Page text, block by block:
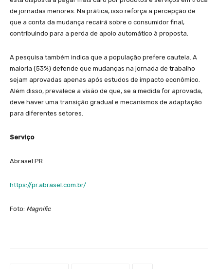
de jornadas menores. Na prática, isso reforça a percepção de
que a conta da mudança recairá sobre o consumidor final,
contribuindo para a perda de apoio automático à proposta.
A pesquisa também indica que a população prefere cautela. A
maioria (53%) defende que mudanças na jornada de trabalho
sejam aprovadas apenas após estudos de impacto econômico.
Além disso, prevalece a visão de que, se a medida for aprovada,
deve haver uma transição gradual e mecanismos de adaptação
para diferentes setores.
Serviço
Abrasel PR
https://pr.abrasel.com.br/
Foto: Magnific